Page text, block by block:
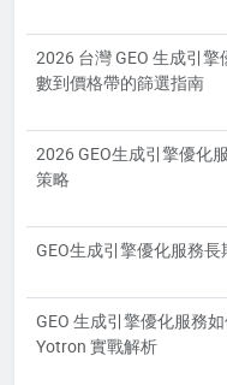
2026 台灣 GEO 生成引
數到價格帶的篩選指南
2026 GEO生成引擎優化
策略
GEO生成引擎優化服務
GEO 生成引擎優化服務
Yotron 實戰解析